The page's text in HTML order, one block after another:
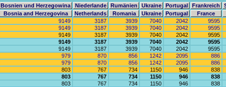
Bosnien und Herzegowina Niederlande Rumänien Ukraine Portugal Frankreich
Bosnia and Herzegovina Netherlands Romania Ukraine Portugal France
9149 3187 3939 7040 2042
9595
9149 3187 3939 7040 2042
9595
9149 3187 3939 7040 2042
9595
9149 3187 3939 7040 2042
9595
9149 3187 3939 7040 2042
9595
979 870 856 1242 2095
886
979 870 856 1242 2095
886
803 767 734 1150 946
838
803 767 734 1150 946
838
803 767 734 1150 946
838